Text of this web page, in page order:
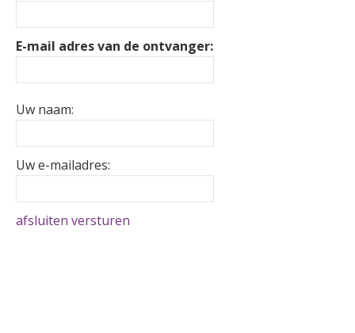
E-mail adres van de ontvanger:
Uw naam:
Uw e-mailadres:
afsluiten versturen